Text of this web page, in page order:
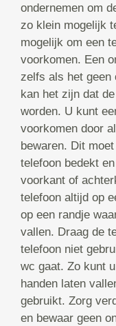
ondernemen om
zo klein mogelijk
mogelijk om een
voorkomen. Een
zelfs als het geen
kan het zijn dat
worden. U kunt
voorkomen door
bewaren. Dit
telefoon bedekt
voorkant of
telefoon altijd op
op een randje
vallen. Draag de
telefoon niet
wc gaat. Zo kunt
handen laten
gebruikt. Zorg
en bewaar geen